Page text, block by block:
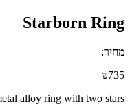
Starborn Ring
מחיר:
₪735
alloy ring with two stars